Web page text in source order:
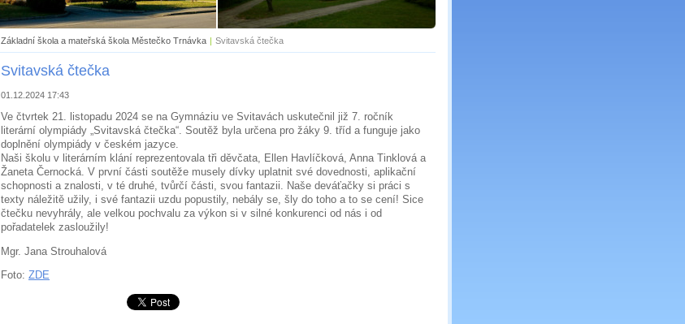
Základní škola a mateřská škola Městečko Trnávka | Svitavská čtečka
Svitavská čtečka
01.12.2024 17:43
Ve čtvrtek 21. listopadu 2024 se na Gymnáziu ve Svitavách uskutečnil již 7. ročník
literární olympiády „Svitavská čtečka“. Soutěž byla určena pro žáky 9. tříd a funguje jako
doplnění olympiády v českém jazyce.
Naši školu v literárním klání reprezentovala tři děvčata, Ellen Havlíčková, Anna Tinklová a
Žaneta Černocká. V první části soutěže musely dívky uplatnit své dovednosti, aplikační
schopnosti a znalosti, v té druhé, tvůrčí části, svou fantazii. Naše deváťačky si práci s
texty náležitě užily, i své fantazii uzdu popustily, nebály se, šly do toho a to se cení! Sice
čtečku nevyhrály, ale velkou pochvalu za výkon si v silné konkurenci od nás i od
pořadatelek zasloužily!
Mgr. Jana Strouhalová
Foto: ZDE